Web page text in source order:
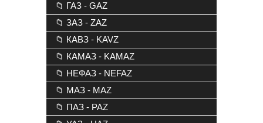
📁 ГАЗ - GAZ
📁 ЗАЗ - ZAZ
📁 КАВЗ - KAVZ
📁 КАМАЗ - KAMAZ
📁 НЕФАЗ - NEFAZ
📁 МАЗ - MAZ
📁 ПАЗ - PAZ